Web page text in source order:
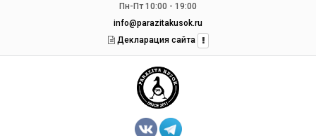
Пн-Пт 10:00 - 19:00
info@parazitakusok.ru
Декларация сайта